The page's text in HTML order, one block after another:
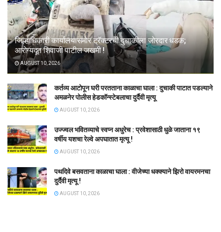
जिल्हाधिकारी कार्यालयासमोर ट्रॅक्टरची दुचाकीला जोरदार धडक;
आरोग्यदूत शिवाजी पाटील जखमी !
AUGUST 10, 2026
कर्तव्य आटोपून घरी परतताना काळाचा घाला : दुचाकी पाटात पडल्याने
अमळनेर पोलीस हेडकॉन्स्टेबलाचा दुर्दैवी मृत्यू
AUGUST 10, 2026
उज्ज्वल भवितव्याचे स्वप्न अधुरेच : प्रवेशासाठी धुळे जाताना १९
वर्षीय यशचा रेल्वे अपघातात मृत्यू !
AUGUST 10, 2026
पथदिवे बसवताना काळाचा घाला : वीजेच्या धक्क्याने झिरो वायरमनचा
दुर्दैवी मृत्यू !
AUGUST 10, 2026